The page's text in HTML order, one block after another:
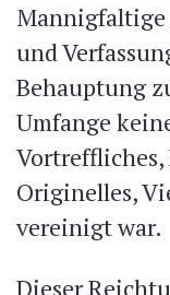
Mannigfaltige
und
Behauptung
Umfange
Originelles,
vereinigt war.
Dieser